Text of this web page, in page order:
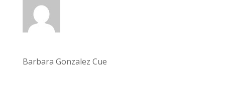
Barbara Gonzalez Cue